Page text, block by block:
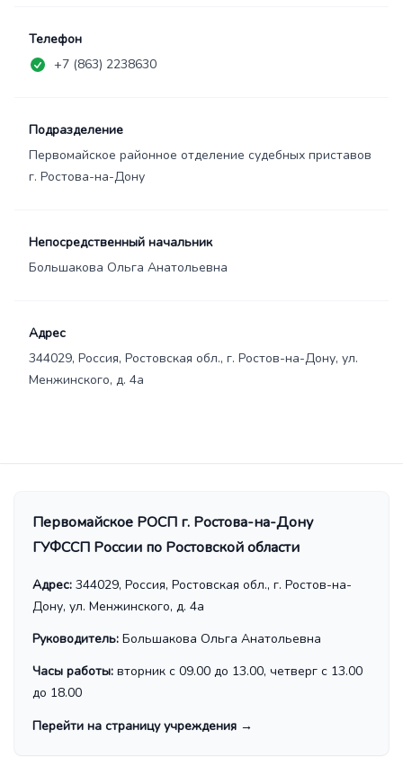
Телефон
+7 (863) 2238630
Подразделение
Первомайское районное отделение судебных приставов
г. Ростова-на-Дону
Непосредственный начальник
Большакова Ольга Анатольевна
Адрес
344029, Россия, Ростовская обл., г. Ростов-на-Дону, ул.
Менжинского, д. 4а
Первомайское РОСП г. Ростова-на-Дону
ГУФССП России по Ростовской области
Адрес: 344029, Россия, Ростовская обл., г. Ростов-на-
Дону, ул. Менжинского, д. 4а
Руководитель: Большакова Ольга Анатольевна
Часы работы: вторник с 09.00 до 13.00, четверг с 13.00
до 18.00
Перейти на страницу учреждения →